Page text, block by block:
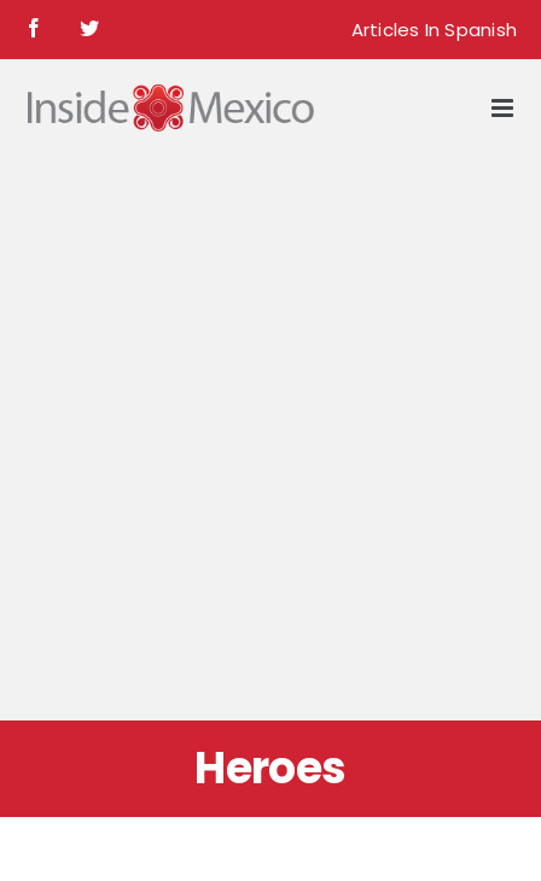
content
FacebookTwitter Articles In Spanish
Heroes